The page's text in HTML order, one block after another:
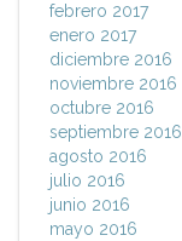
febrero 2017
enero 2017
diciembre 2016
noviembre 2016
octubre 2016
septiembre 2016
agosto 2016
julio 2016
junio 2016
mayo 2016